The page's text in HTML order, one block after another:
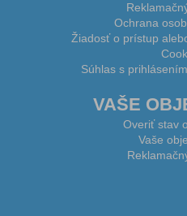
Ochrana
Žiadosť o prístup
Súhlas s
VAŠE
Overiť stav
Vaše